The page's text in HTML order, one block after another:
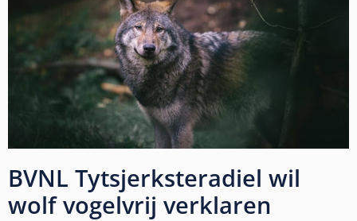
BVNL Tytsjerksteradiel wil
wolf vogelvrij verklaren